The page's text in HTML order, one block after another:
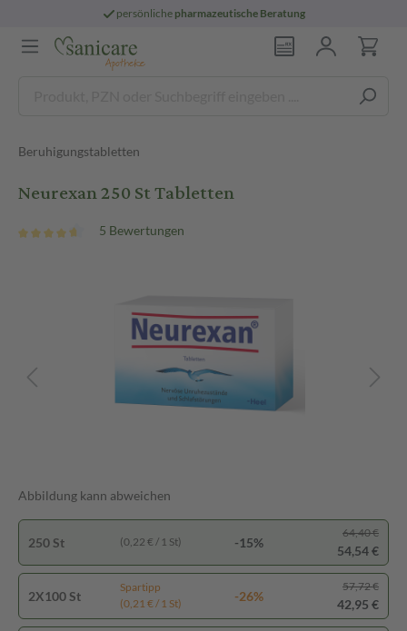
persönliche pharmazeutische Beratung
Beruhigungstabletten
Neurexan 250 St Tabletten
5 Bewertungen
Abbildung kann abweichen
250 St (0,22 € / 1 St) -15%
64,40 €
54,54 €
2X100 St
Spartipp
(0,21 € / 1 St)
-26%
57,72 €
42,95 €